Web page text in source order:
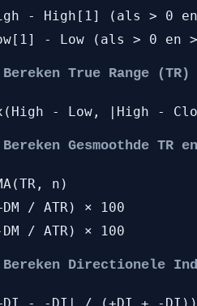
- High[1] (als > 0
- Low (als > 0
True Range (TR)
- Low, |High -
Gesmoothde TR en
n)
/ ATR) × 100
/ ATR) × 100
Directionele